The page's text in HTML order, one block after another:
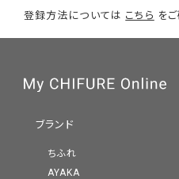
登録方法については こちら を
ブランド
ちふれ
AYAKA